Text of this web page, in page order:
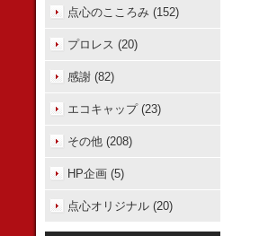
点心のこころみ (152)
プロレス (20)
感謝 (82)
エコキャップ (23)
その他 (208)
HP企画 (5)
点心オリジナル (20)